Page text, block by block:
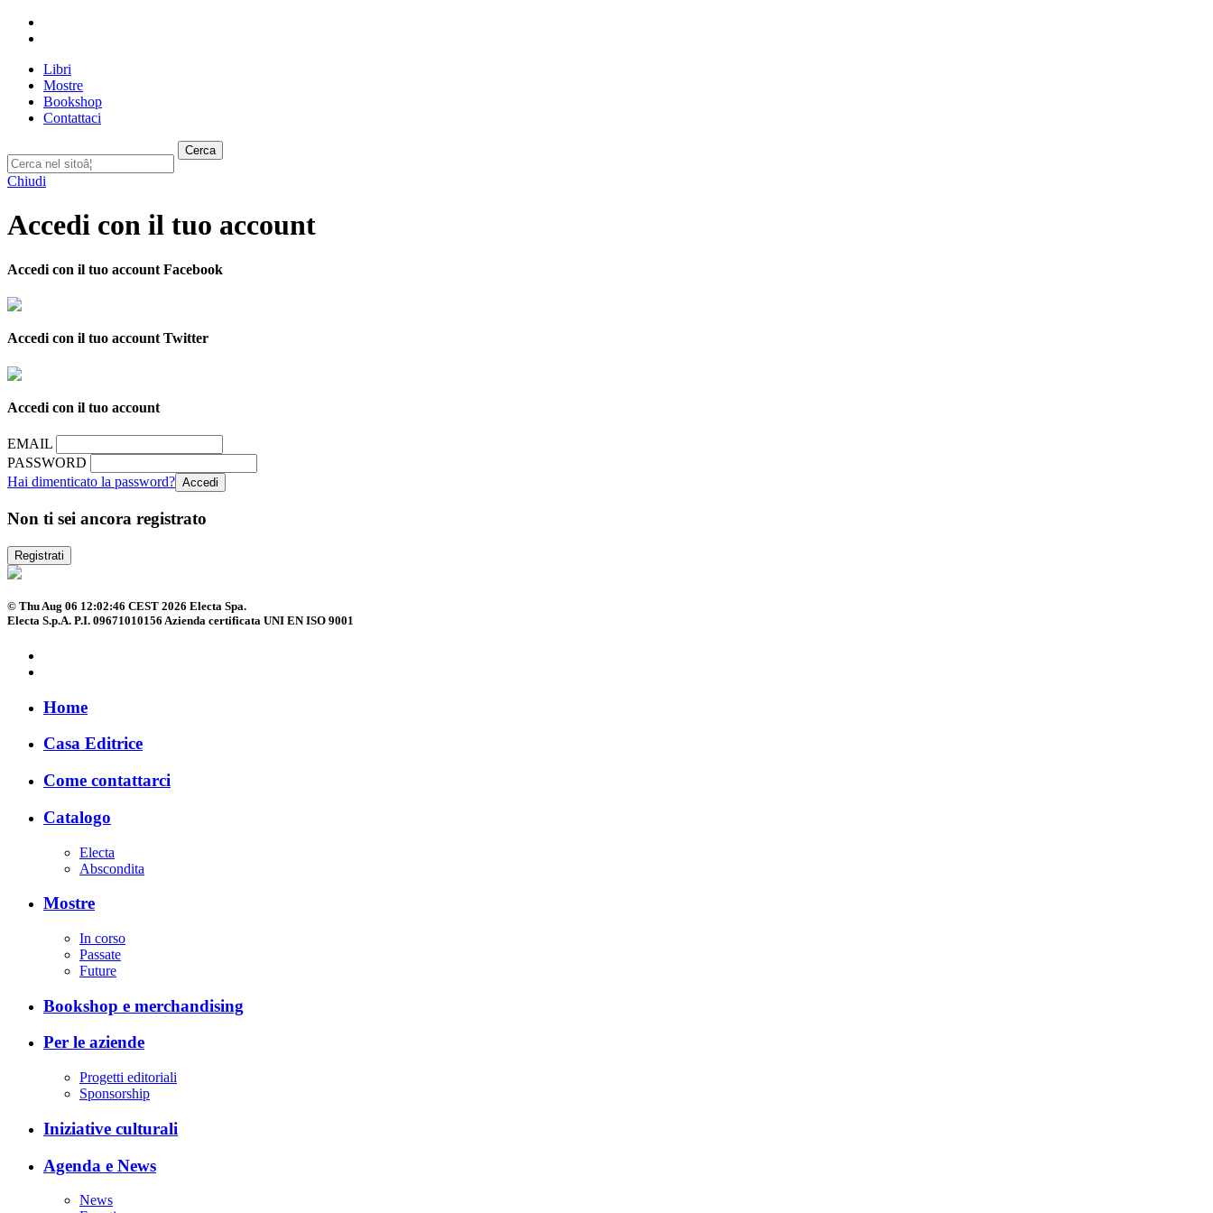
Libri
Mostre
Bookshop
Contattaci
Cerca
Chiudi
Accedi con il tuo account
Accedi con il tuo account Facebook
Accedi con il tuo account Twitter
Accedi con il tuo account
EMAIL
PASSWORD
Hai dimenticato la password?
Non ti sei ancora registrato
Registrati
© Thu Aug 06 12:02:46 CEST 2026 Electa Spa.
Electa S.p.A. P.I. 09671010156 Azienda certificata UNI EN ISO 9001
Home
Casa Editrice
Come contattarci
Catalogo
Electa
Abscondita
Mostre
In corso
Passate
Future
Bookshop e merchandising
Per le aziende
Progetti editoriali
Sponsorship
Iniziative culturali
Agenda e News
News